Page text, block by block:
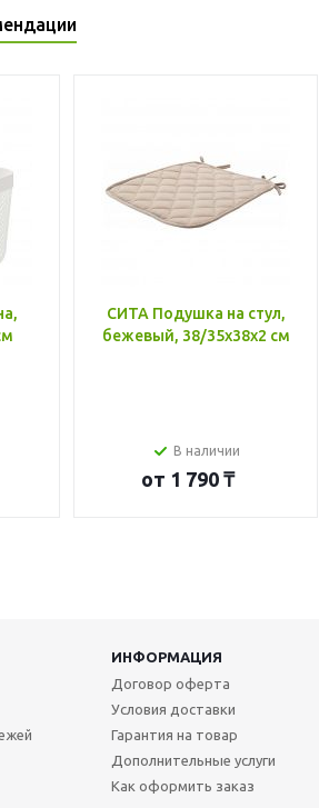
СИТА Подушка на стул,
бежевый, 38/35x38x2 см
В наличии
от 1 790 ₸
ИНФОРМАЦИЯ
Договор оферта
Условия доставки
Гарантия на товар
Дополнительные услуги
Как оформить заказ